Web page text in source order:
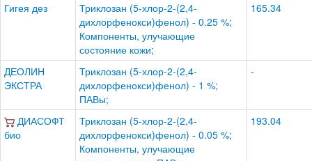
Гигея дез
Триклозан (5-хлор-2-(2,4-
дихлорфенокси)фенол) - 0.25 %;
Компоненты, улучающие
состояние кожи;
165.34
ДЕОЛИН
ЭКСТРА
Триклозан (5-хлор-2-(2,4-
дихлорфенокси)фенол) - 1 %;
ПАВы;
-
ДИАСОФТ
био
Триклозан (5-хлор-2-(2,4-
дихлорфенокси)фенол) - 0.05 %;
Компоненты, улучающие
193.04